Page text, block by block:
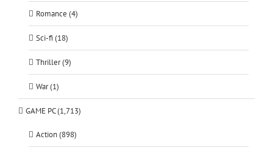
Romance (4)
Sci-fi (18)
Thriller (9)
War (1)
GAME PC (1,713)
Action (898)